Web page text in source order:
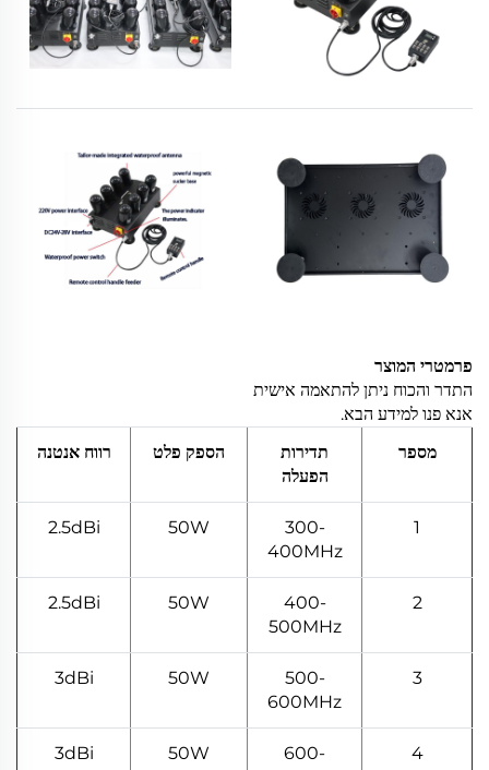
פרמטרי המוצר
התדר והכוח ניתן להתאמה אישית
אנא פנו למידע הבא.
מספר
תדירות
הפעלה
הספק פלט רווח אנטנה
1
300-
400MHz
50W
2.5dBi
2
400-
500MHz
50W
2.5dBi
3
500-
600MHz
50W
3dBi
4
600-
50W
3dBi